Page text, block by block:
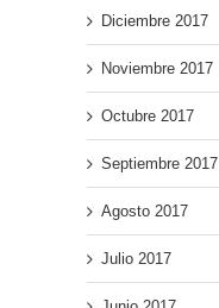
Diciembre 2017
Noviembre 2017
Octubre 2017
Septiembre 2017
Agosto 2017
Julio 2017